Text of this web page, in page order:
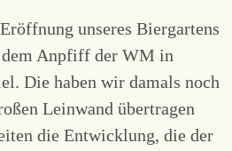
unseres Biergartens
Anpfiff der WM in
Die haben wir damals noch
Leinwand übertragen
die Entwicklung, die der